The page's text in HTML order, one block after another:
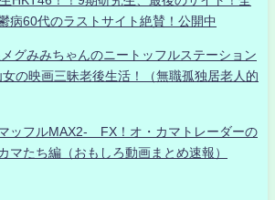
病60代のラストサイト絶賛！公開中
グみみちゃんのニートッフルステーション
の映画三昧老後生活！（無職孤独居老人的
ッフルMAX2- FX！オ・カマトレーダーの
たち編（おもしろ動画まとめ速報）